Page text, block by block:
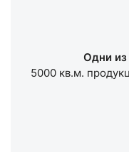
Одни
5000 кв.м.